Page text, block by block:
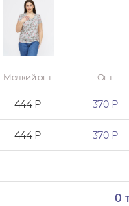
Мелкий опт Опт
444 ₽ 370 ₽
444 ₽ 370 ₽
0